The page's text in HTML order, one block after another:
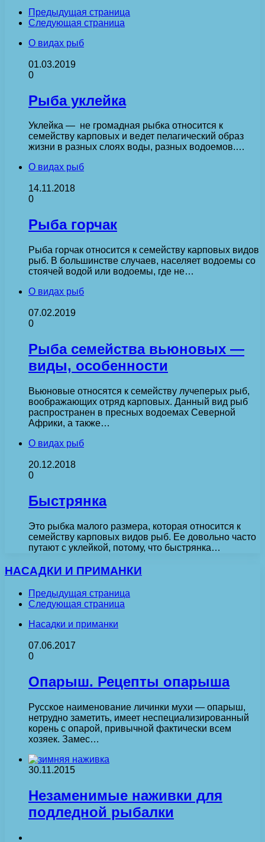
Предыдущая страница
Следующая страница
О видах рыб
01.03.2019
0
Рыба уклейка
Уклейка — не громадная рыбка относится к
семейству карповых и ведет пелагический образ
жизни в разных слоях воды, разных водоемов.…
О видах рыб
14.11.2018
0
Рыба горчак
Рыба горчак относится к семейству карповых видов
рыб. В большинстве случаев, населяет водоемы со
стоячей водой или водоемы, где не…
О видах рыб
07.02.2019
0
Рыба семейства вьюновых —
виды, особенности
Вьюновые относятся к семейству лучеперых рыб,
воображающих отряд карповых. Данный вид рыб
распространен в пресных водоемах Северной
Африки, а также…
О видах рыб
20.12.2018
0
Быстрянка
Это рыбка малого размера, которая относится к
семейству карповых видов рыб. Ее довольно часто
путают с уклейкой, потому, что быстрянка…
НАСАДКИ И ПРИМАНКИ
Предыдущая страница
Следующая страница
Насадки и приманки
07.06.2017
0
Опарыш. Рецепты опарыша
Русское наименование личинки мухи — опарыш,
нетрудно заметить, имеет неспециализированный
корень с опарой, привычной фактически всем
хозяек. Замес…
30.11.2015
Незаменимые наживки для
подледной рыбалки